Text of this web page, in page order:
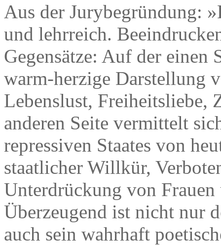
Aus der Jurybegründung:
und lehrreich.
Gegensätze: Auf der einen
warm-herzige Darstellung
Lebenslust, Freiheitsliebe,
anderen Seite vermittelt
repressiven Staates von
staatlicher Willkür,
Unterdrückung von Frauen
Überzeugend ist nicht nur
auch sein wahrhaft